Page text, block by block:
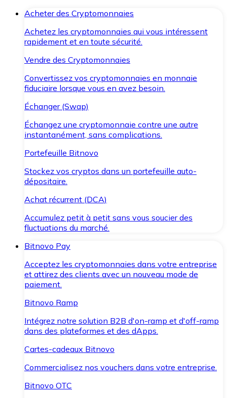
Acheter des Cryptomonnaies
Achetez les cryptomonnaies qui vous intéressent
rapidement et en toute sécurité.
Vendre des Cryptomonnaies
Convertissez vos cryptomonnaies en monnaie
fiduciaire lorsque vous en avez besoin.
Échanger (Swap)
Échangez une cryptomonnaie contre une autre
instantanément, sans complications.
Portefeuille Bitnovo
Stockez vos cryptos dans un portefeuille auto-
dépositaire.
Achat récurrent (DCA)
Accumulez petit à petit sans vous soucier des
fluctuations du marché.
Bitnovo Pay
Acceptez les cryptomonnaies dans votre entreprise
et attirez des clients avec un nouveau mode de
paiement.
Bitnovo Ramp
Intégrez notre solution B2B d'on-ramp et d'off-ramp
dans des plateformes et des dApps.
Cartes-cadeaux Bitnovo
Commercialisez nos vouchers dans votre entreprise.
Bitnovo OTC